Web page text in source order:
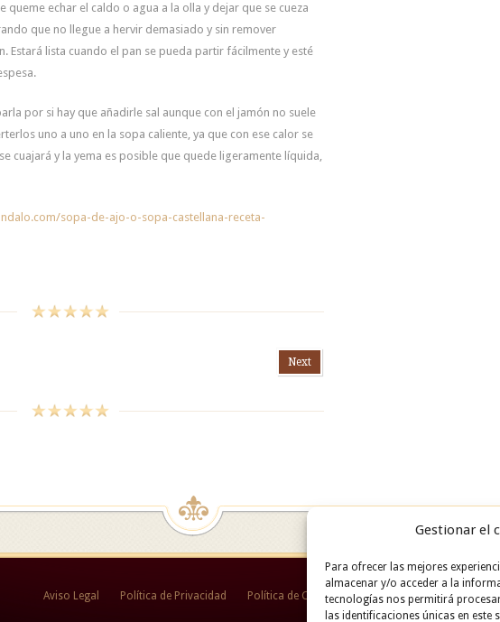
Gestionar el
Para ofrecer las mejores
almacenar y/o acceder a la
tecnologías nos permitirá
las identificaciones únicas en
queme echar el caldo o agua a la olla y dejar que se cueza
que no llegue a hervir demasiado y sin remover
Estará lista cuando el pan se pueda partir fácilmente y esté
por si hay que añadirle sal aunque con el jamón no suele
uno a uno en la sopa caliente, ya que con ese calor se
cuajará y la yema es posible que quede ligeramente líquida,
sopa-de-ajo-o-sopa-castellana-receta-
Next
Aviso Legal Política de Privacidad Política de Cookies